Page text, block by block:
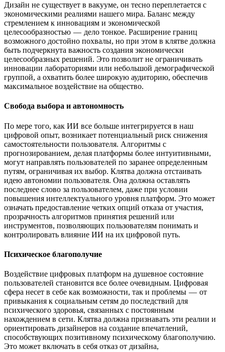
Дизайн не существует в вакууме, он тесно переплетается с
экономическими реалиями нашего мира. Баланс между
стремлением к инновациям и экономической
целесообразностью — дело тонкое. Расширение границ
возможного достойно похвалы, но при этом в клятве должна
быть подчеркнута важность создания экономически
целесообразных решений. Это позволит не ограничивать
инновации лабораториями или небольшой демографической
группой, а охватить более широкую аудиторию, обеспечив
максимальное воздействие на общество.
Свобода выбора и автономность
По мере того, как ИИ все больше интегрируется в наш
цифровой опыт, возникает потенциальный риск снижения
самостоятельности пользователя. Алгоритмы с
прогнозированием, делая платформы более интуитивными,
могут направлять пользователей по заранее определенным
путям, ограничивая их выбор. Клятва должна отстаивать
идею автономии пользователя. Она должна оставлять
последнее слово за пользователем, даже при условии
повышения интеллектуального уровня платформ. Это может
означать предоставление четких опций отказа от участия,
прозрачность алгоритмов принятия решений или
инструментов, позволяющих пользователям понимать и
контролировать влияние ИИ на их цифровой путь.
Психическое благополучие
Воздействие цифровых платформ на душевное состояние
пользователей становится все более очевидным. Цифровая
сфера несет в себе как возможности, так и проблемы — от
привыкания к социальным сетям до последствий для
психического здоровья, связанных с постоянным
нахождением в сети. Клятва должна признавать эти реалии и
ориентировать дизайнеров на создание впечатлений,
способствующих позитивному психическому благополучию.
Это может включать в себя отказ от дизайна,